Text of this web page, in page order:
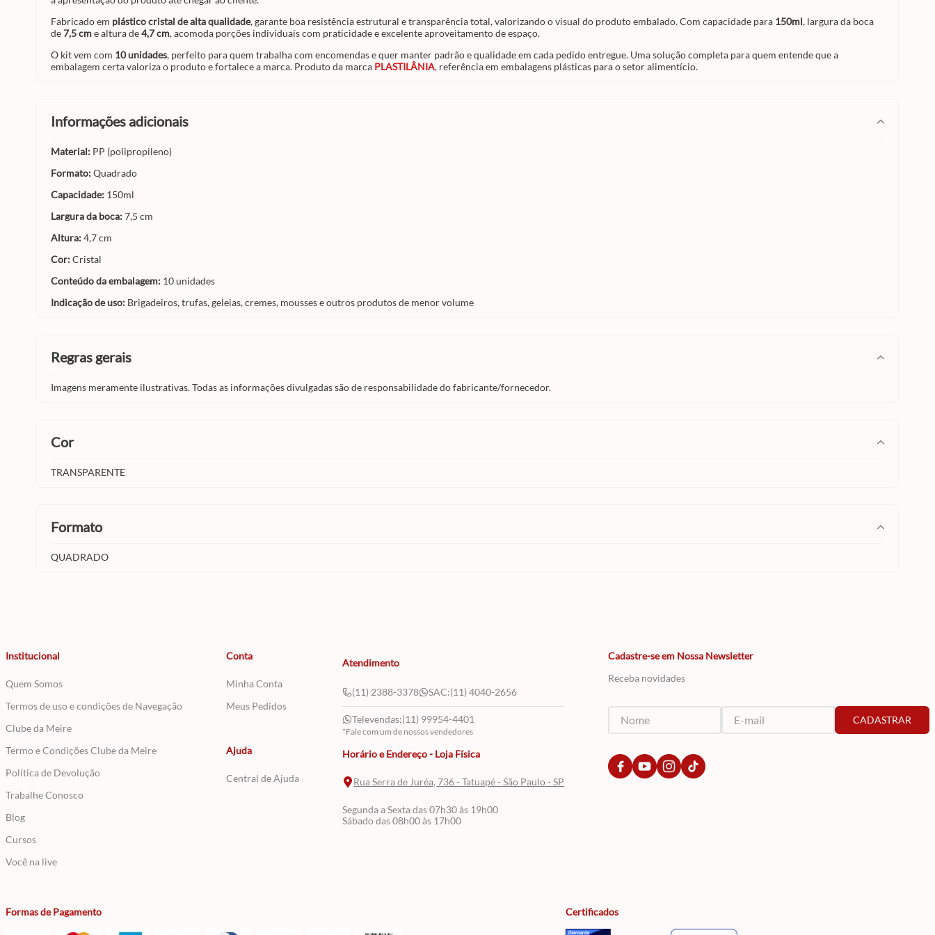
alimentício.
Fabricado em plástico cristal de alta qualidade, garante boa resistência estrutural e transparência total, valorizando o visual do produto embalado. Com capacidade para 150ml, largura da boca
de7,5 cme altura de4,7 cm, acomoda porções individuais com praticidade e excelente aproveitamento de espaço.
O kit vem com 10 unidades, perfeito para quem trabalha com encomendas e quer manter padrão e qualidade em cada pedido entregue. Uma solução completa para quem entende que a
embalagem certa valoriza o produto e fortalece a marca. Produto da marca PLASTILÂNIA, referência em embalagens plásticas para o setor alimentício.
informações adicionais
Material: PP (polipropileno)
Formato:Quadrado
Capacidade: 150ml
Largura da boca:7,5 cm
Altura:4,7 cm
Cor:Cristal
Conteúdo da embalagem: 10 unidades
Indicação de uso: Brigadeiros, trufas, geleias, cremes, mousses e outros produtos de menor volume
regras gerais
Imagens meramente ilustrativas. Todas as informações divulgadas são de responsabilidade do fabricante/fornecedor.
cor
TRANSPARENTE
formato
QUADRADO
Institucional
Quem Somos
Termos de uso e condições de Navegação
Clube da Meire
Termo e Condições Clube da Meire
Política de Devolução
Trabalhe Conosco
Blog
Cursos
Você na live
Conta
Minha Conta
Meus Pedidos
Ajuda
Central de Ajuda
Atendimento
(11) 2388-3378 SAC:(11) 4040-2656
Televendas:(11) 99954-4401
*Fale com um de nossos vendedores
Horário e Endereço - Loja Física
Rua Serra de Juréa, 736 - Tatuapé - São Paulo - SP
Segunda a Sexta das 07h30 às 19h00
Sábado das 08h00 às 17h00
Cadastre-se em Nossa Newsletter
Receba novidades
CADASTRAR
Formas de Pagamento Certificados